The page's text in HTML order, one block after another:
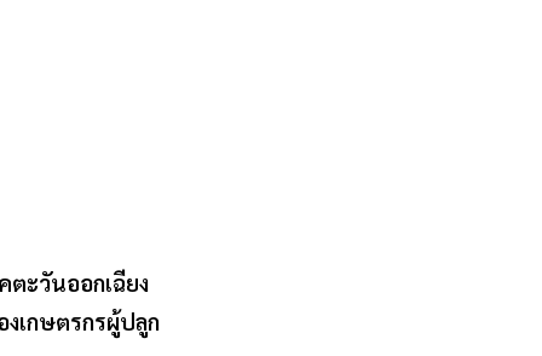
ะวันออกเฉียง
เกษตรกรผู้ปลูก